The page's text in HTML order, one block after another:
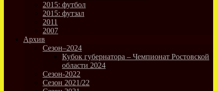
2015: футбол
2015: футзал
2011
2007
Архив
Сезон–2024
Кубок губернатора – Чемпионат Ростовской
области 2024
Сезон-2022
Сезон 2021/22